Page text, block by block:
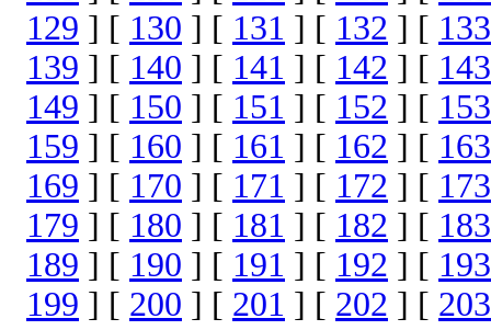
129 ] [ 130 ] [ 131 ] [ 132 ] [ 133
139 ] [ 140 ] [ 141 ] [ 142 ] [ 143
149 ] [ 150 ] [ 151 ] [ 152 ] [ 153
159 ] [ 160 ] [ 161 ] [ 162 ] [ 163
169 ] [ 170 ] [ 171 ] [ 172 ] [ 173
179 ] [ 180 ] [ 181 ] [ 182 ] [ 183
189 ] [ 190 ] [ 191 ] [ 192 ] [ 193
199 ] [ 200 ] [ 201 ] [ 202 ] [ 203